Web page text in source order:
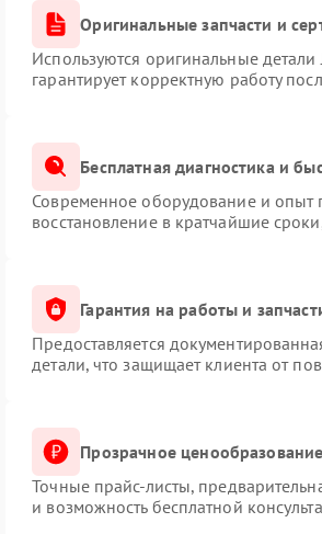
Оригинальные запчасти и
Используются оригинальные
гарантирует корректную работу
Бесплатная диагностика и
Современное оборудование и опыт
восстановление в кратчайшие
Гарантия на работы и
Предоставляется
детали, что защищает клиента от
Прозрачное
Точные прайс-листы,
и возможность бесплатной